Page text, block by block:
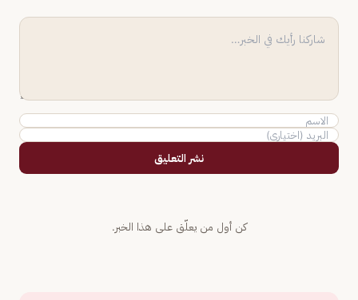
نشر التعليق
كن أول من يعلّق على هذا الخبر.